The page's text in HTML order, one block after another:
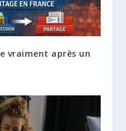
vraiment après un